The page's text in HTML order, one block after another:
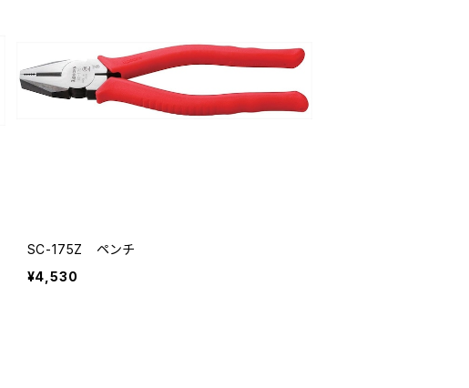
SC-175Z ペンチ
¥4,530